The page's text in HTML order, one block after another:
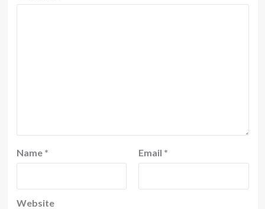
Name * Email *
Website